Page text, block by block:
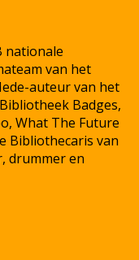
nationale
van het
auteur van het
Badges,
What The Future
Bibliothecaris van
drummer en